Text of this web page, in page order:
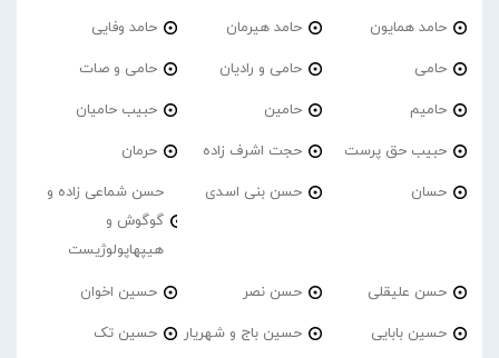
حامد همایون حامد هیرمان حامد وفایی
حامی حامی و رادیان حامی و صات
حامیم حامین حبیب حامیان
حبیب حق پرست حجت اشرف زاده حرمان
حسان حسن بنی اسدی
حسن شماعی زاده و
گوگوش و
هیپهاپولوژیست
حسن علیقلی حسن نصر حسین اخوان
حسین بابایی حسین باج و شهریار حسین تک